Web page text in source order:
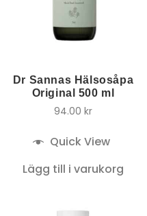
Dr Sannas Hälsosåpa
Original 500 ml
94.00 kr
Quick View
Lägg till i varukorg